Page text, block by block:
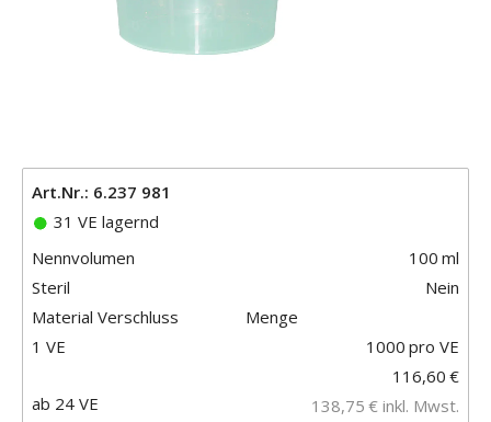
Art.Nr.: 6.237 981
31 VE lagernd
Nennvolumen
100 ml
Steril
Nein
Material Verschluss
Menge
1000 pro VE
1 VE
116,60 €
138,75 € inkl. Mwst.
ab 24 VE